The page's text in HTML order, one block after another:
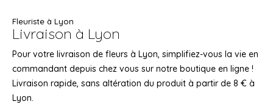
Fleuriste à Lyon
Livraison à Lyon
Pour votre livraison de fleurs à Lyon, simplifiez-vous la vie en
commandant depuis chez vous sur notre boutique en ligne !
Livraison rapide, sans altération du produit à partir de 8 € à
Lyon.